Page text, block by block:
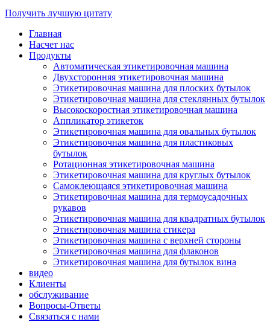
Получить лучшую цитату
Главная
Насчет нас
Продукты
Автоматическая этикетировочная машина
Двухсторонняя этикетировочная машина
Этикетировочная машина для плоских бутылок
Этикетировочная машина для стеклянных бутылок
Высокоскоростная этикетировочная машина
Аппликатор этикеток
Этикетировочная машина для овальных бутылок
Этикетировочная машина для пластиковых
бутылок
Ротационная этикетировочная машина
Этикетировочная машина для круглых бутылок
Самоклеющаяся этикетировочная машина
Этикетировочная машина для термоусадочных
рукавов
Этикетировочная машина для квадратных бутылок
Этикетировочная машина стикера
Этикетировочная машина с верхней стороны
Этикетировочная машина для флаконов
Этикетировочная машина для бутылок вина
видео
Клиенты
обслуживание
Вопросы-Ответы
Связаться с нами